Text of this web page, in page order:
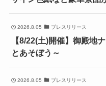
2026.8.05 プレスリリース
【8/22(土)開催】御殿地
とあそぼう～
2026.8.05 プレスリリース